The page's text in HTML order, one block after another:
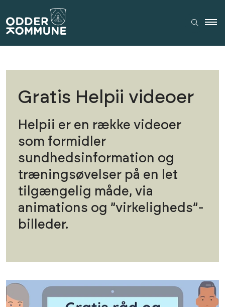
Gratis Helpii videoer
Helpii er en række videoer
som formidler
sundhedsinformation og
træningsøvelser på en let
tilgængelig måde, via
animations og ”virkeligheds”-
billeder.